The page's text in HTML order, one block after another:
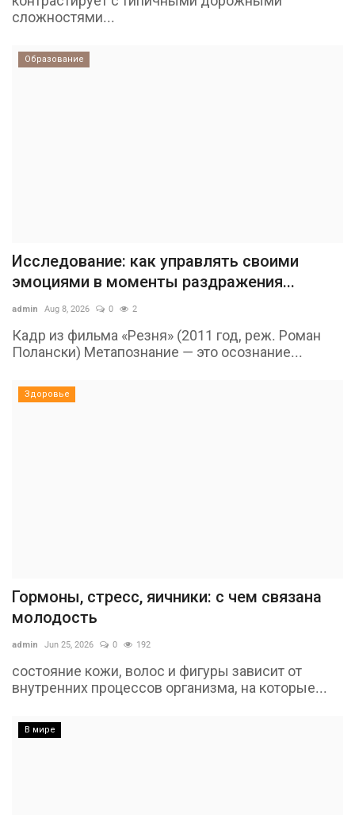
сложностями...
Образование
Исследование: как управлять своими
эмоциями в моменты раздражения...
admin Aug 8, 2026 0 2
Кадр из фильма «Резня» (2011 год, реж. Роман
Полански) Метапознание — это осознание...
Здоровье
Гормоны, стресс, яичники: с чем связана
молодость
admin Jun 25, 2026 0 192
состояние кожи, волос и фигуры зависит от
внутренних процессов организма, на которые...
В мире